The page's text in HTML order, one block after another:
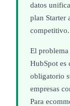
datos
plan Starter
competitivo.
El problema
HubSpot es
obligatorio
empresas
Para